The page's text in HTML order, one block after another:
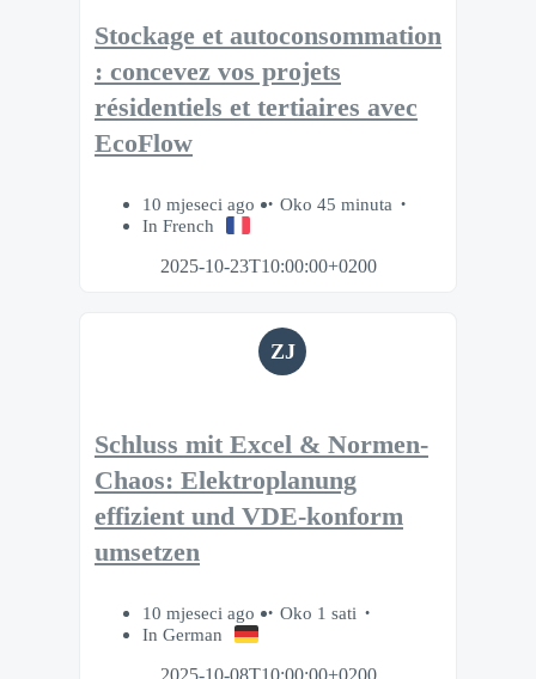
Stockage et autoconsommation
: concevez vos projets
résidentiels et tertiaires avec
EcoFlow
10 mjeseci ago
Oko 45 minuta
In French
2025-10-23T10:00:00+0200
ZJ
Schluss mit Excel & Normen-
Chaos: Elektroplanung
effizient und VDE-konform
umsetzen
10 mjeseci ago
Oko 1 sati
In German
2025-10-08T10:00:00+0200